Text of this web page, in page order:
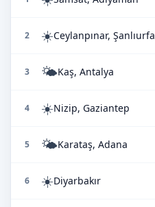
2 ☀️Ceylanpınar, Şanlıurfa
3 🌤️Kaş, Antalya
4 ☀️Nizip, Gaziantep
5 🌤️Karataş, Adana
6 ☀️Diyarbakır